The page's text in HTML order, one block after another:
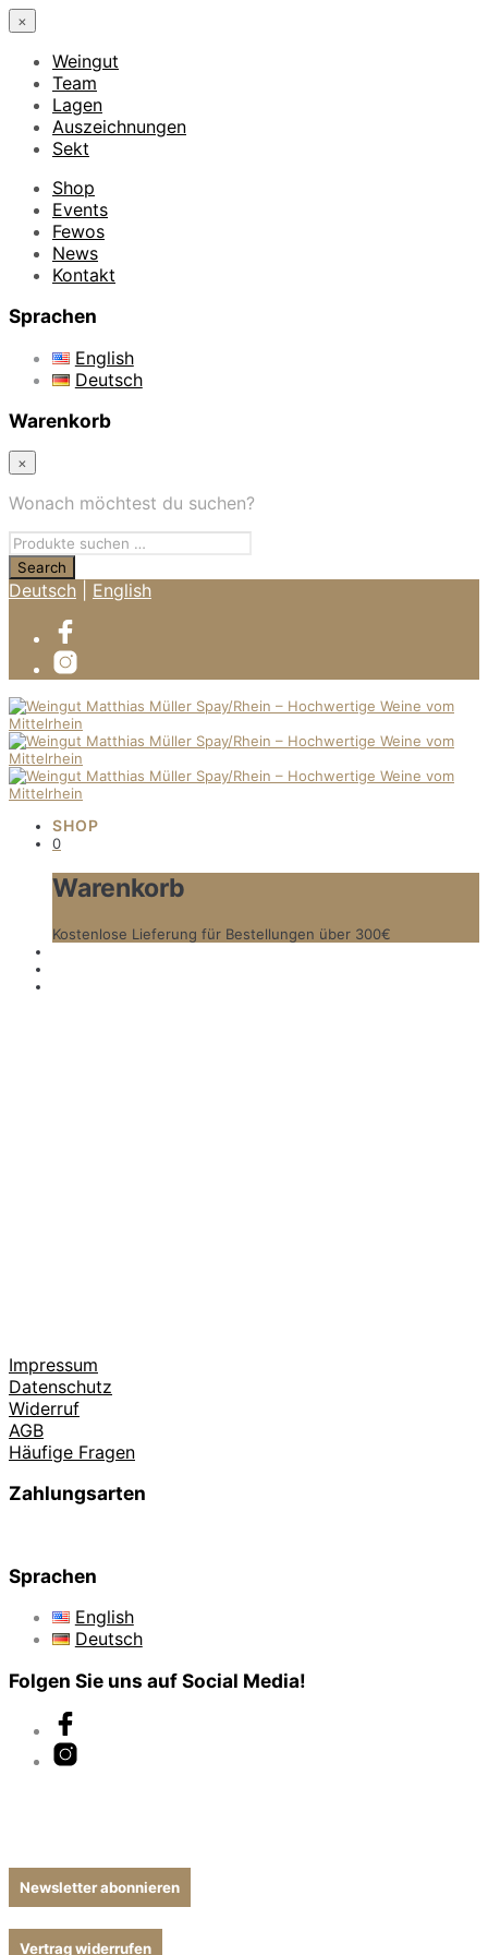
×
Weingut
Team
Lagen
Auszeichnungen
Sekt
Shop
Events
Fewos
News
Kontakt
Sprachen
English
Deutsch
Warenkorb
×
Wonach möchtest du suchen?
Deutsch English
SHOP
0
Warenkorb
Kostenlose Lieferung für Bestellungen über 300€
Impressum
Datenschutz
Widerruf
AGB
Häufige Fragen
Zahlungsarten
Sprachen
English
Deutsch
Folgen Sie uns auf Social Media!
Newsletter abonnieren
Vertrag widerrufen